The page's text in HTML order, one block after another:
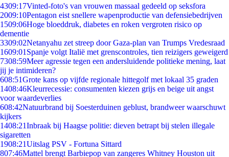
4309:17Vinted-foto's van vrouwen massaal gedeeld op seksfora
2009:10Pentagon eist snellere wapenproductie van defensiebedrijven
1509:06Hoge bloeddruk, diabetes en roken vergroten risico op
dementie
3309:02Netanyahu zet streep door Gaza-plan van Trumps Vredesraad
1609:01 Spanje volgt Italië met grenscontroles, tien reizigers geweigerd
7308:59Meer agressie tegen een andersluidende politieke mening, laat
jij je intimideren?
608:51Grote kans op vijfde regionale hittegolf met lokaal 35 graden
1408:46Kleurrecessie: consumenten kiezen grijs en beige uit angst
voor waardeverlies
608:42Natuurbrand bij Soesterduinen geblust, brandweer waarschuwt
kijkers
1408:21Inbraak bij Haagse politie: dieven betrapt bij stelen illegale
sigaretten
1908:21Uitslag PSV - Fortuna Sittard
807:46Mattel brengt Barbiepop van zangeres Whitney Houston uit